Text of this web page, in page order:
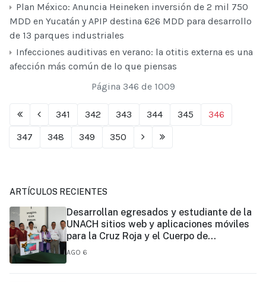
Plan México: Anuncia Heineken inversión de 2 mil 750
MDD en Yucatán y APIP destina 626 MDD para desarrollo
de 13 parques industriales
Infecciones auditivas en verano: la otitis externa es una
afección más común de lo que piensas
Página 346 de 1009
341 342 343 344 345
346
347
348 349 350
ARTÍCULOS RECIENTES
Desarrollan egresados y estudiante de la
UNACH sitios web y aplicaciones móviles
para la Cruz Roja y el Cuerpo de
Bomberos de Tapachula
AGO 6